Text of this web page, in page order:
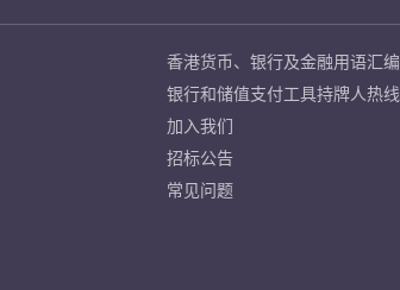
香港货币、银行及金融用语汇编
银行和储值支付工具持牌人热线
加入我们
招标公告
常见问题